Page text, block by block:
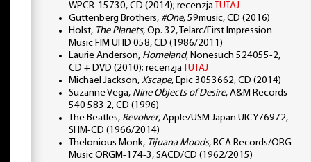
WPCR-15730, CD (2014); recenzja TUTAJ
Guttenberg Brothers, #One, 59music, CD (2016)
Holst, The Planets, Op. 32, Telarc/First Impression
Music FIM UHD 058, CD (1986/2011)
Laurie Anderson, Homeland, Nonesuch 524055-2,
CD + DVD (2010); recenzja TUTAJ
Michael Jackson, Xscape, Epic 3053662, CD (2014)
Suzanne Vega, Nine Objects of Desire, A&M Records
540 583 2, CD (1996)
The Beatles, Revolver, Apple/USM Japan UICY76972,
SHM-CD (1966/2014)
Thelonious Monk, Tijuana Moods, RCA Records/ORG
Music ORGM-174-3, SACD/CD (1962/2015)